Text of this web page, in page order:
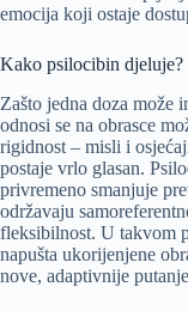
emocija koji ostaje
Kako psilocibin djeluje?
Zašto jedna doza može
odnosi se na obrasce
rigidnost – misli i
postaje vrlo glasan.
privremeno smanjuje
održavaju
fleksibilnost. U takvom
napušta ukorijenjene
nove, adaptivnije